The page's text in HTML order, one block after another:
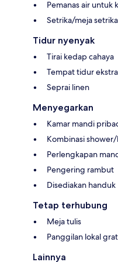
Pemanas air untuk
Setrika/meja setrika
Tidur nyenyak
Tirai kedap cahaya
Tempat tidur
Seprai linen
Menyegarkan
Kamar mandi
Kombinasi
Perlengkapan
Pengering rambut
Disediakan handuk
Tetap terhubung
Meja tulis
Panggilan lokal
Lainnya